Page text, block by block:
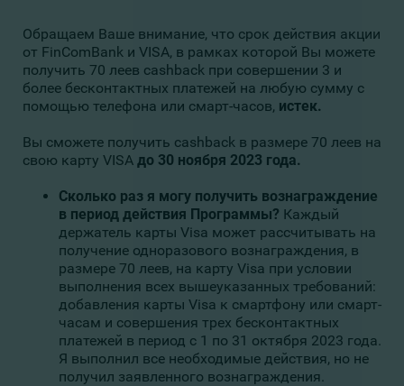
Обращаем Ваше внимание, что срок действия акции
от FinComBank и VISA, в рамках которой Вы можете
получить 70 леев cashback при совершении 3 и
более бесконтактных платежей на любую сумму с
помощью телефона или смарт-часов, истек.
Вы сможете получить cashback в размере 70 леев на
свою карту VISA до 30 ноября 2023 года.
Сколько раз я могу получить вознаграждение
в период действия Программы? Каждый
держатель карты Visa может рассчитывать на
получение одноразового вознаграждения, в
размере 70 леев, на карту Visa при условии
выполнения всех вышеуказанных требований:
добавления карты Visa к смартфону или смарт-
часам и совершения трех бесконтактных
платежей в период с 1 по 31 октября 2023 года.
Я выполнил все необходимые действия, но не
получил заявленного вознаграждения.